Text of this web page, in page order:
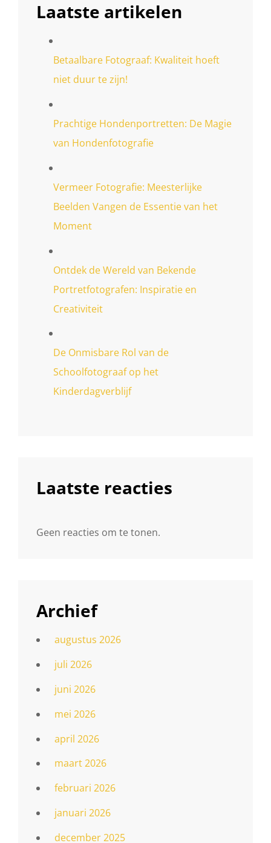
Laatste artikelen
Betaalbare Fotograaf: Kwaliteit hoeft
niet duur te zijn!
Prachtige Hondenportretten: De Magie
van Hondenfotografie
Vermeer Fotografie: Meesterlijke
Beelden Vangen de Essentie van het
Moment
Ontdek de Wereld van Bekende
Portretfotografen: Inspiratie en
Creativiteit
De Onmisbare Rol van de
Schoolfotograaf op het
Kinderdagverblijf
Laatste reacties
Geen reacties om te tonen.
Archief
augustus 2026
juli 2026
juni 2026
mei 2026
april 2026
maart 2026
februari 2026
januari 2026
december 2025